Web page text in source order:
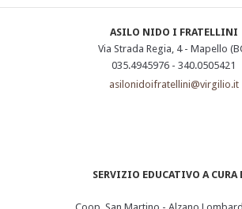
ASILO NIDO I FRATELLINI
Via Strada Regia, 4 - Mapello
035.4945976 - 340.0505421
asilonidoifratellini@virgilio.it
SERVIZIO EDUCATIVO A CURA